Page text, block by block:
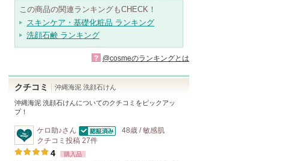
この商品の関連ランキングもCHECK！
スキンケア・基礎化粧品 ランキング
洗顔石鹸 ランキング
? @cosmeのランキングとは
クチコミ 沖縄海泥 洗顔石けん
沖縄海泥 洗顔石けんについてのクチコミをピックアッ
プ！
ケロ助♪さん
認証済
48歳 / 敏感肌
クチコミ投稿 27件
4 購入品